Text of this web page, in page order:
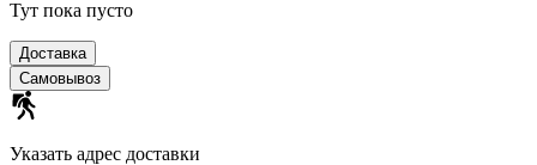
Тут пока пусто
Доставка
Самовывоз
Указать адрес доставки